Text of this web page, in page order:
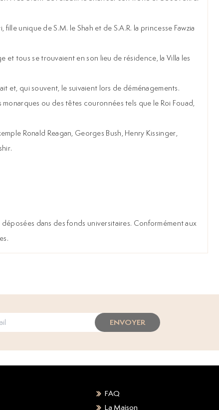
unique de S.M. le Shah et de S.A.R. la princesse Fawzia
tous se trouvaient en son lieu de résidence, la Villa les
et, qui souvent, le suivaient lors de déménagements.
ou des têtes couronnées tels que le Roi Fouad,
Ronald Reagan, Georges Bush, Henry Kissinger,
dans des fonds universitaires. Conformément aux
ENVOYER
FAQ
La Maison